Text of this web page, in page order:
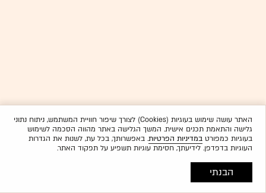
האתר עושה שימוש בעוגיות (Cookies) לצורך שיפור חוויית המשתמש, ניתוח נתוני
גלישה והתאמת תכנים אישית. המשך הגלישה באתר מהווה הסכמה לשימוש
בעוגיות כמפורטבמדיניות הפרטיות. באפשרותך, בכל עת, לשנות את הגדרות
העוגיות בדפדפן. לידיעתך, חסימת עוגיות תשפיע על תפקוד האתר.
הבנתי